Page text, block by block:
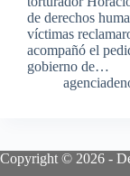
de derechos
víctimas
acompañó el
gobierno de…
Copyright © 2026 -